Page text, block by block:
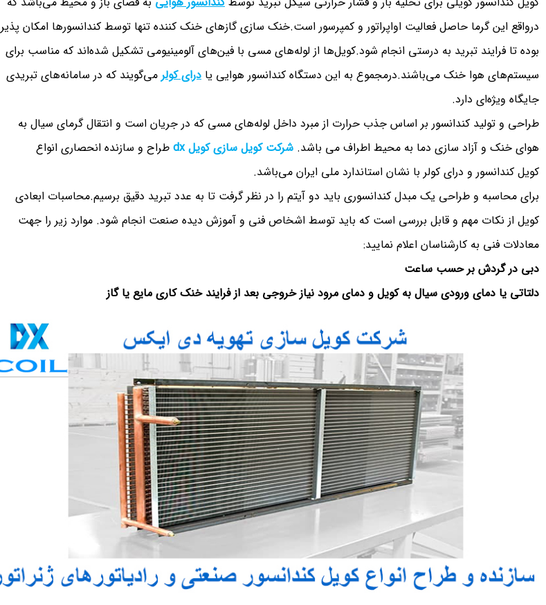
درواقع این گرما حاصل فعالیت اواپراتور و کمپرسور است.خنک سازی گازهای خنک کننده تنها توسط کندانسورها امکان پذیر
بوده تا فرایند تبرید به درستی انجام شود.کویل‌ها از لوله‌های مسی با فین‌های آلومینیومی تشکیل شده‌اند که مناسب برای
سیستم‌های هوا خنک می‌باشند.درمجموع به این دستگاه کندانسور هوایی یا درای کولر می‌گویند که در سامانه‌های تبریدی
جایگاه ویژه‌ای دارد.
طراحی و تولید کندانسور بر اساس جذب حرارت از مبرد داخل لوله‌های مسی که در جریان است و انتقال گرمای سیال به
هوای خنک و آزاد سازی دما به محیط اطراف می باشد. شرکت کویل سازی کویل dx
طراح و سازنده انحصاری انواع
کویل کندانسور و درای کولر با نشان استاندارد ملی ایران می‌باشد.
برای محاسبه و طراحی یک مبدل کندانسوری باید دو آیتم را در نظر گرفت تا به عدد تبرید دقیق برسیم.محاسبات ابعادی
کویل از نکات مهم و قابل بررسی است که باید توسط اشخاص فنی و آموزش دیده صنعت انجام شود. موارد زیر را جهت
معادلات فنی به کارشناسان اعلام نمایید:
دبی در گردش بر حسب ساعت
دلتاتی یا دمای ورودی سیال به کویل و دمای مرود نیاز خروجی بعد از فرایند خنک کاری مایع یا گاز